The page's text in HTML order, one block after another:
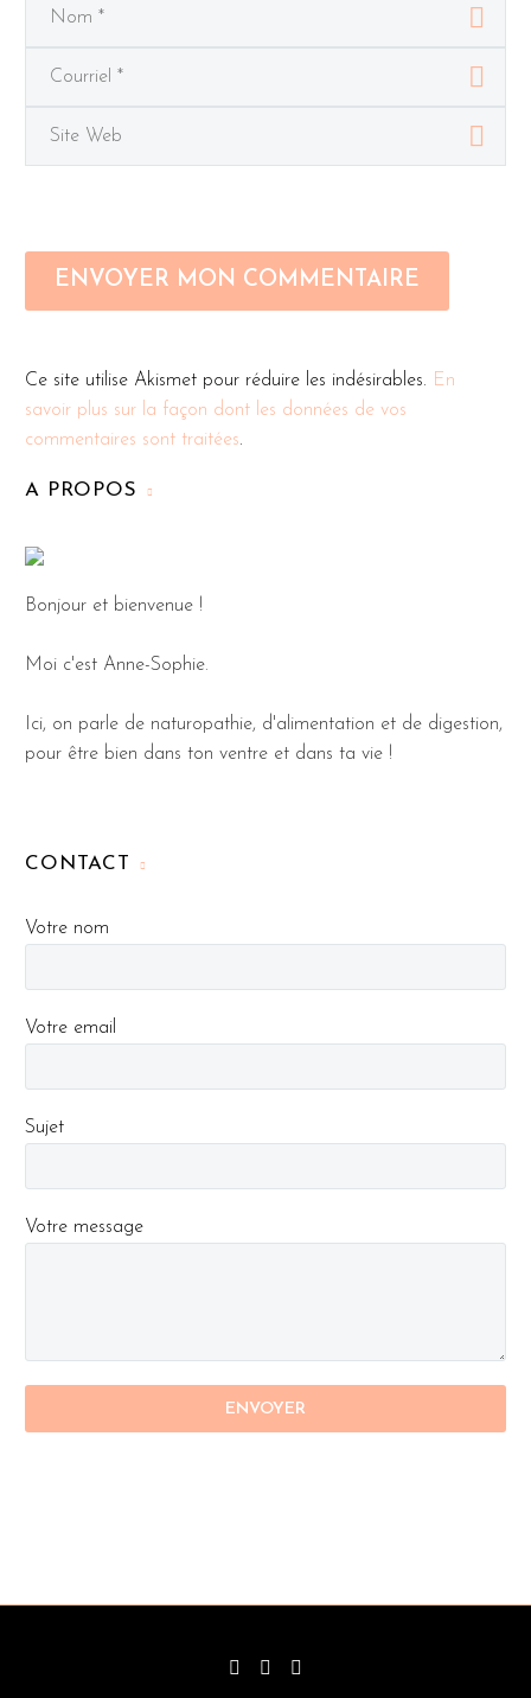
ENVOYER MON COMMENTAIRE
Ce site utilise Akismet pour réduire les indésirables. En
savoir plus sur la façon dont les données de vos
commentaires sont traitées.
A PROPOS
Bonjour et bienvenue !
Moi c'est Anne-Sophie.
Ici, on parle de naturopathie, d'alimentation et de digestion,
pour être bien dans ton ventre et dans ta vie !
CONTACT
Votre nom
Votre email
Sujet
Votre message